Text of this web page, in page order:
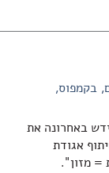
בקמפוס
באחרונה את
אגודת
= מזון".